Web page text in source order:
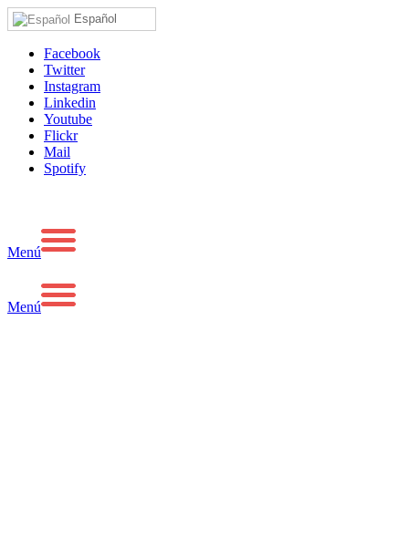
Español
Facebook
Twitter
Instagram
Linkedin
Youtube
Flickr
Mail
Spotify
Menú
Menú